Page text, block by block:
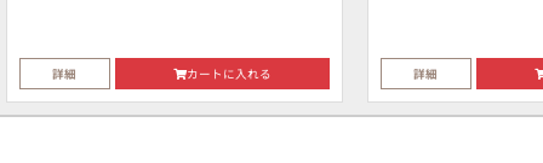
詳細 カートに入れる 詳細